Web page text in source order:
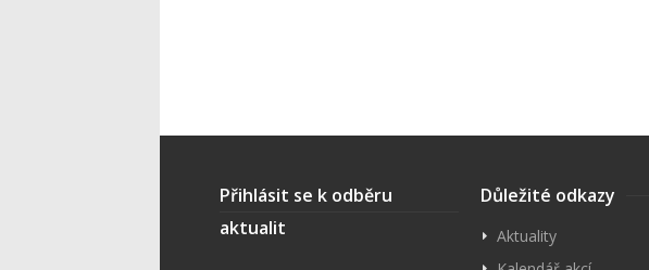
Přihlásit se k odběru
aktualit
Důležité odkazy
Aktuality